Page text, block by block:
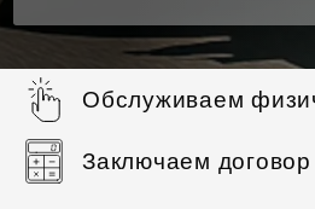
Обслуживаем
Заключаем договор